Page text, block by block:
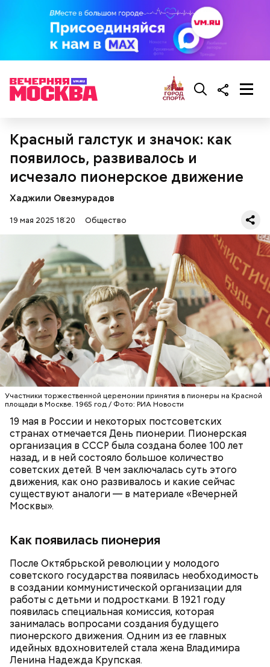
Красный галстук и значок: как
появилось, развивалось и
исчезало пионерское движение
Хаджили Овезмурадов
19 мая 2025 18:20 Общество
Участники торжественной церемонии принятия в пионеры на Красной
площади в Москве. 1965 год / Фото: РИА Новости
19 мая в России и некоторых постсоветских
странах отмечается День пионерии. Пионерская
организация в СССР была создана более 100 лет
назад, и в ней состояло большое количество
советских детей. В чем заключалась суть этого
движения, как оно развивалось и какие сейчас
существуют аналоги — в материале «Вечерней
Москвы».
Как появилась пионерия
После Октябрьской революции у молодого
советского государства появилась необходимость
в создании коммунистической организации для
работы с детьми и подростками. В 1921 году
появилась специальная комиссия, которая
занималась вопросами создания будущего
пионерского движения. Одним из ее главных
идейных вдохновителей стала жена Владимира
Ленина Надежда Крупская.
— Есть опасность, что гнилостные процессы
распространились по всему плоду. Ей можно
отравиться.
Еще важно знать, откуда дыню привезли к нам,
подчеркнула диетолог. Самолетом их не
доставляют, поэтому пока она приедет, как и
любые фрукты и овощи, она может терять свои
витамины.
— Ранний сорт «Колхозница» выращивают в
России. А дыня «Торпеда» растет в основном в
Узбекистане. Этот сорт созревает в августе, —
сообщила Соломатина.